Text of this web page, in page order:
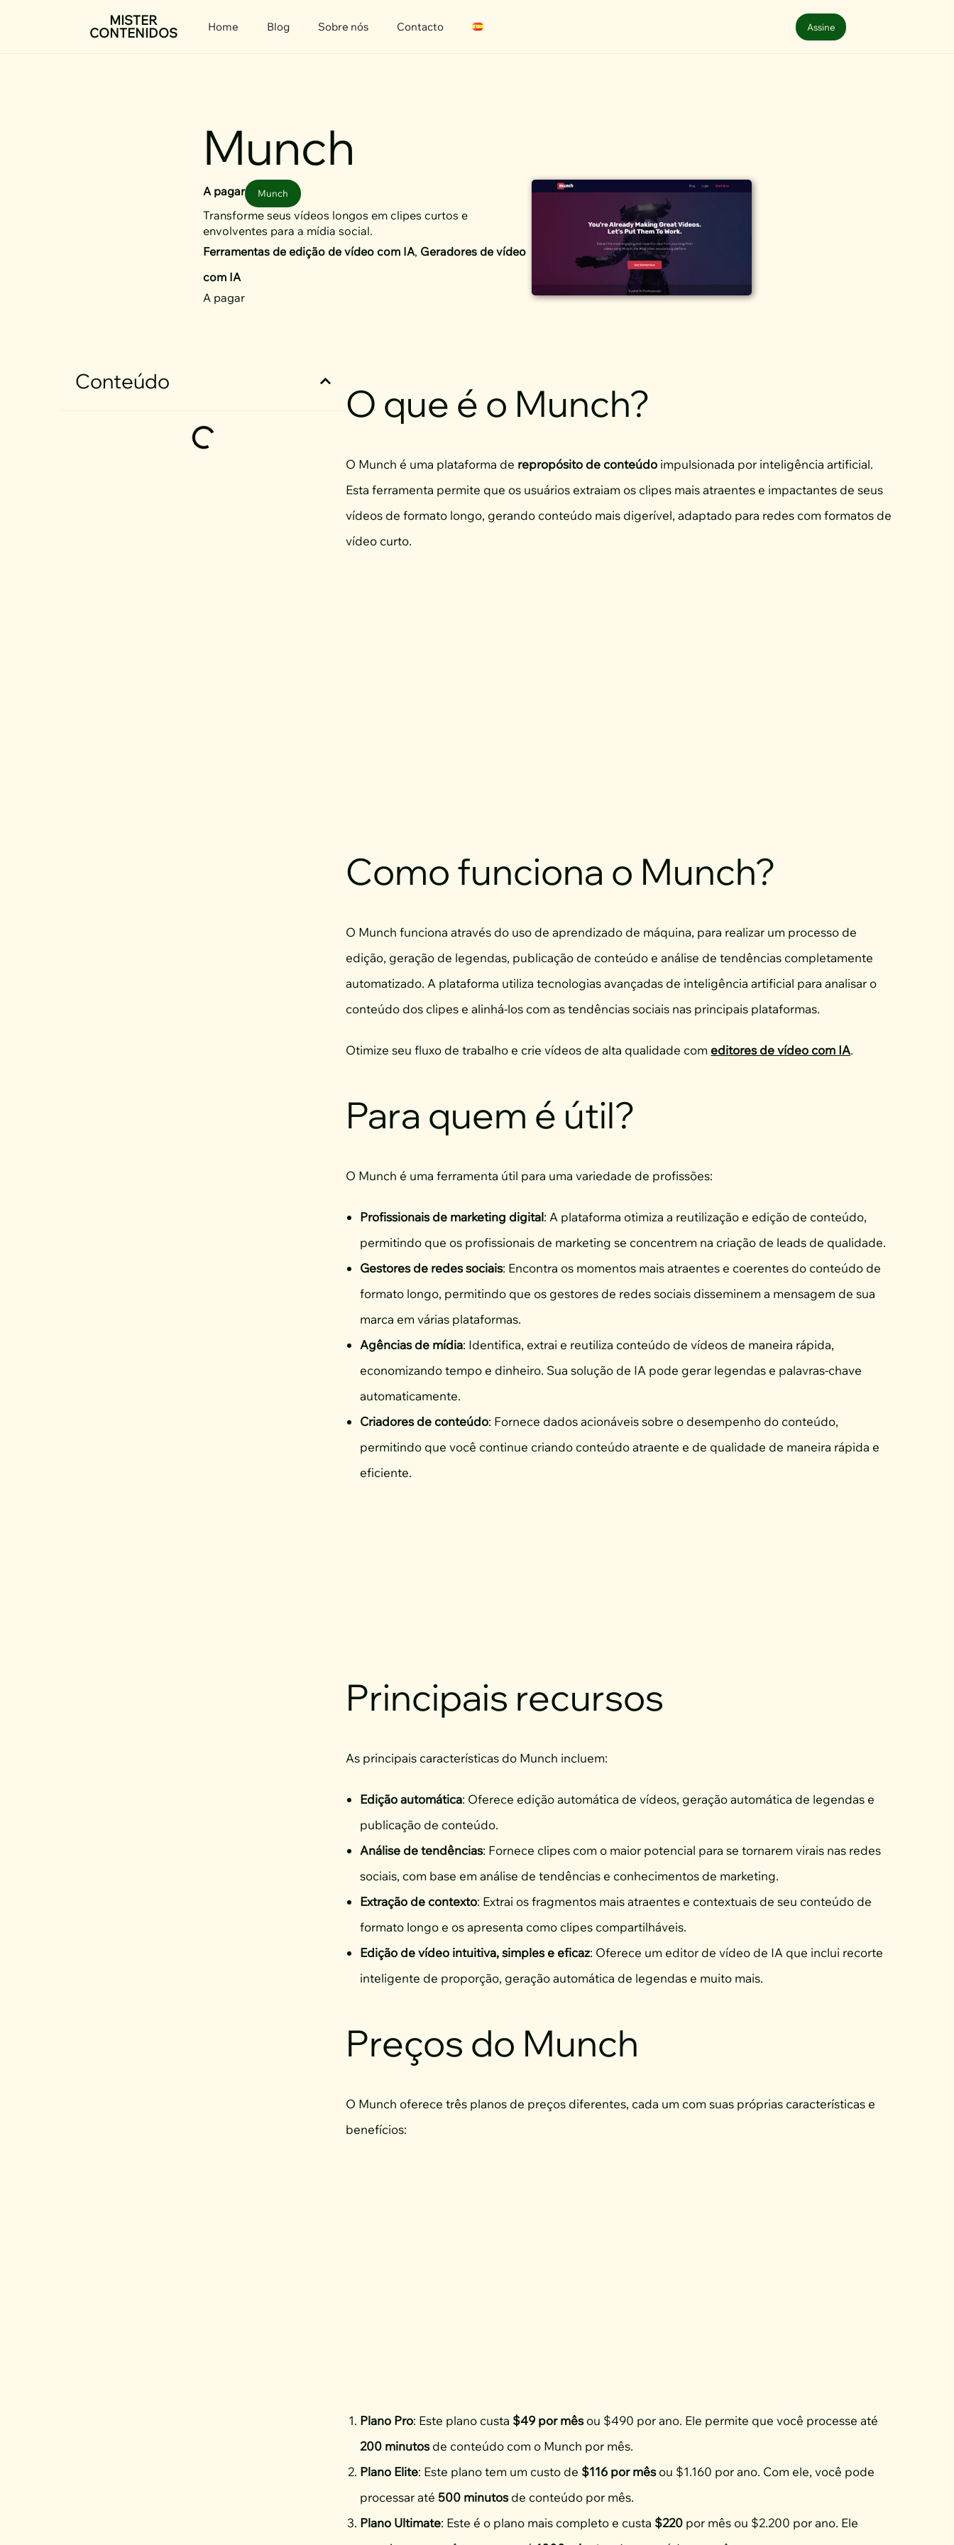
MISTER
CONTENIDOS Home Blog Sobre nós Contacto Assine
Munch
A pagar Munch
Transforme seus vídeos longos em clipes curtos e
envolventes para a mídia social.
Ferramentas de edição de vídeo com IA, Geradores de vídeo
com IA
A pagar
Conteúdo O que é o Munch?
O Munch é uma plataforma de repropósito de conteúdo impulsionada por inteligência artificial.
Esta ferramenta permite que os usuários extraiam os clipes mais atraentes e impactantes de seus
vídeos de formato longo, gerando conteúdo mais digerível, adaptado para redes com formatos de
vídeo curto.
Como funciona o Munch?
O Munch funciona através do uso de aprendizado de máquina, para realizar um processo de
edição, geração de legendas, publicação de conteúdo e análise de tendências completamente
automatizado. A plataforma utiliza tecnologias avançadas de inteligência artificial para analisar o
conteúdo dos clipes e alinhá-los com as tendências sociais nas principais plataformas.
Otimize seu fluxo de trabalho e crie vídeos de alta qualidade com editores de vídeo com IA.
Para quem é útil?
O Munch é uma ferramenta útil para uma variedade de profissões:
Profissionais de marketing digital: A plataforma otimiza a reutilização e edição de conteúdo,
permitindo que os profissionais de marketing se concentrem na criação de leads de qualidade.
Gestores de redes sociais: Encontra os momentos mais atraentes e coerentes do conteúdo de
formato longo, permitindo que os gestores de redes sociais disseminem a mensagem de sua
marca em várias plataformas.
Agências de mídia: Identifica, extrai e reutiliza conteúdo de vídeos de maneira rápida,
economizando tempo e dinheiro. Sua solução de IA pode gerar legendas e palavras-chave
automaticamente.
Criadores de conteúdo: Fornece dados acionáveis sobre o desempenho do conteúdo,
permitindo que você continue criando conteúdo atraente e de qualidade de maneira rápida e
eficiente.
Principais recursos
As principais características do Munch incluem:
Edição automática: Oferece edição automática de vídeos, geração automática de legendas e
publicação de conteúdo.
Análise de tendências: Fornece clipes com o maior potencial para se tornarem virais nas redes
sociais, com base em análise de tendências e conhecimentos de marketing.
Extração de contexto: Extrai os fragmentos mais atraentes e contextuais de seu conteúdo de
formato longo e os apresenta como clipes compartilháveis.
Edição de vídeo intuitiva, simples e eficaz: Oferece um editor de vídeo de IA que inclui recorte
inteligente de proporção, geração automática de legendas e muito mais.
Preços do Munch
O Munch oferece três planos de preços diferentes, cada um com suas próprias características e
benefícios:
Plano Pro: Este plano custa $49 por mêsou $490 por ano. Ele permite que você processe até
200 minutosde conteúdo com o Munch por mês.
Plano Elite: Este plano tem um custo de $116 por mêsou $1.160 por ano. Com ele, você pode
processar até500 minutosde conteúdo por mês.
Plano Ultimate: Este é o plano mais completo e custa $220 por mês ou $2.200 por ano. Ele